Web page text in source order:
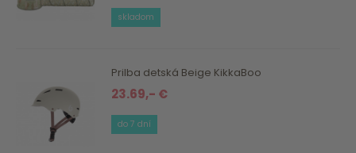
skladom
Prilba detská Beige KikkaBoo
23.69,- €
do 7 dní